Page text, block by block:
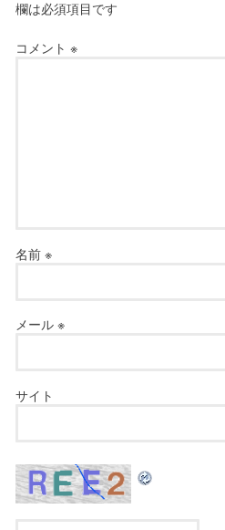
欄は必須項目です
コメント ※
名前※
メール※
サイト